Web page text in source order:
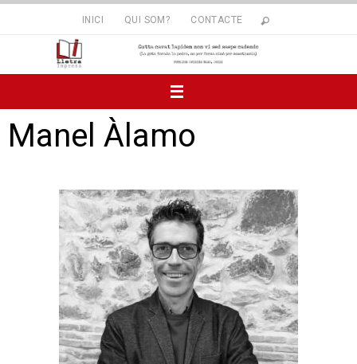
INICI QUI SOM? CONTACTE
Manel Àlamo